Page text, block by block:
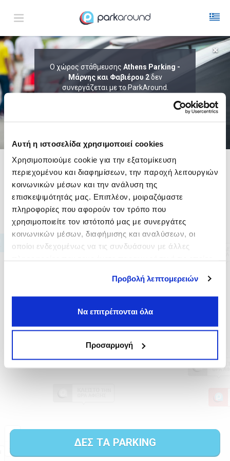
Αυτή η ιστοσελίδα χρησιμοποιεί cookies
Χρησιμοποιούμε cookie για την εξατομίκευση
περιεχομένου και διαφημίσεων, την παροχή λειτουργιών
κοινωνικών μέσων και την ανάλυση της
επισκεψιμότητάς μας. Επιπλέον, μοιραζόμαστε
πληροφορίες που αφορούν τον τρόπο που
χρησιμοποιείτε τον ιστότοπό μας με συνεργάτες
κοινωνικών μέσων, διαφήμισης και αναλύσεων, οι
οποίοι ενδεχομένως να τις συνδυάσουν με άλλες
Προβολή λεπτομερειών
Να επιτρέπονται όλα
Προσαρμογή
Ο χώρος στάθμευσης Athens Parking -
Μάρνης και Φαβιέρου 2δεν
συνεργάζεται με το ParkAround.
ΤΟ PARKAROUND ΕΠΕΚΤΕΙΝΕΙ ΣΥΝΕΧΩΣ
Δες τώρα τα parking στο χάρτη και σύγκρινετιμή
καιαπόσταση
ΔΕΣ ΤΑ PARKING
ΑΠΟΤΕΛΕΣΜΑΤΑ ΓΙΑ:
ΑΦΙΞΗ Παρ 07 Αυγ 23:00 ΔΙΑΡΚΕΙΑ